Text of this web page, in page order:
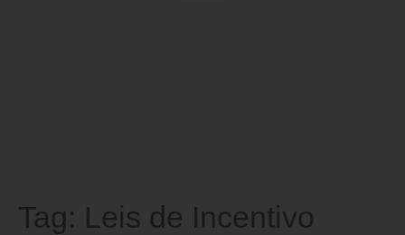
Tag: Leis de Incentivo